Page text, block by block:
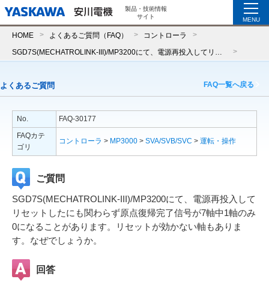
製品・技術情報
サイト
MENU
HOME よくあるご質問（FAQ） コントローラ
よくあるご質問 FAQ一覧へ戻る
No.
FAQ-30177
FAQカテ
ゴリ
コントローラ > MP3000 > SVA/SVB/SVC > 運転・操作
ご質問
SGD7S(MECHATROLINK-III)/MP3200にて、電源再投入して
リセットしたにも関わらず原点復帰完了信号が7軸中1軸のみ
0になることがあります。リセットが効かない軸もありま
す。なぜでしょうか。
回答